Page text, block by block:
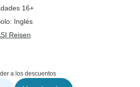
16+
Inglés
Reisen
a los descuentos